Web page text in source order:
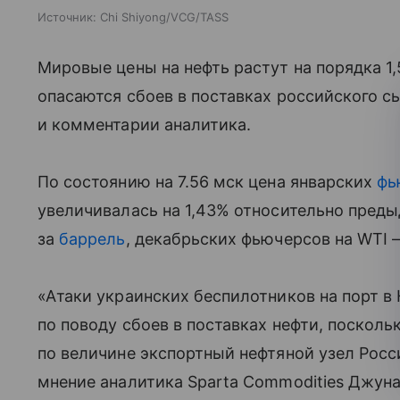
Источник: Chi Shiyong/VCG/TASS
Мировые цены на нефть растут на порядка
опасаются сбоев в поставках российского
и комментарии аналитика.
По состоянию на 7.56 мск цена январских
увеличивалась на 1,43% относительно
за баррель, декабрьских фьючерсов на WTI
«Атаки украинских беспилотников на порт
по поводу сбоев в поставках нефти,
по величине экспортный нефтяной узел
мнение аналитика Sparta Commodities